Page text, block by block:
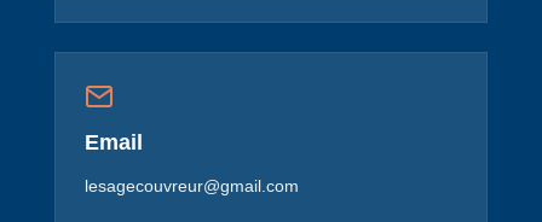
Email
lesagecouvreur@gmail.com